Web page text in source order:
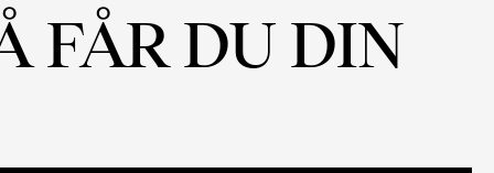
FÅR DU DIN